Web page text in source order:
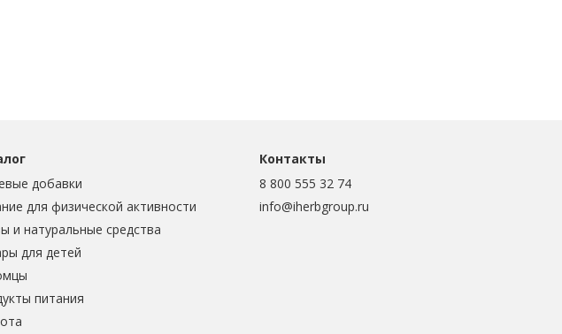
добавки
для физической активности
и натуральные средства
для детей
питания
Контакты
8 800 555 32 74
info@iherbgroup.ru